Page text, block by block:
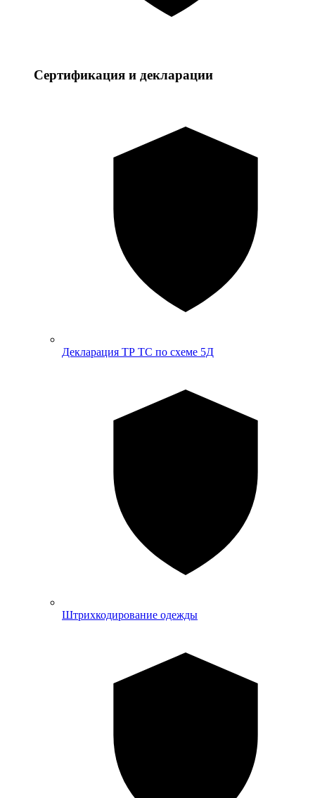
Сертификация и декларации
Декларация ТР ТС по схеме 5Д
Штрихкодирование одежды